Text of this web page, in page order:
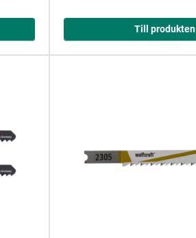
Till produkten